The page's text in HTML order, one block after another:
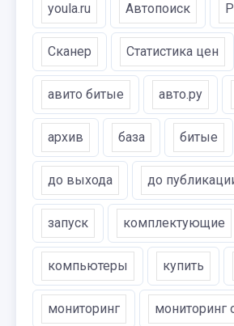
youla.ru Автопоиск
Сканер Статистика цен
авито битые авто.ру
архив база битые
до выхода до
запуск комплектующие
компьютеры купить
мониторинг мониторинг